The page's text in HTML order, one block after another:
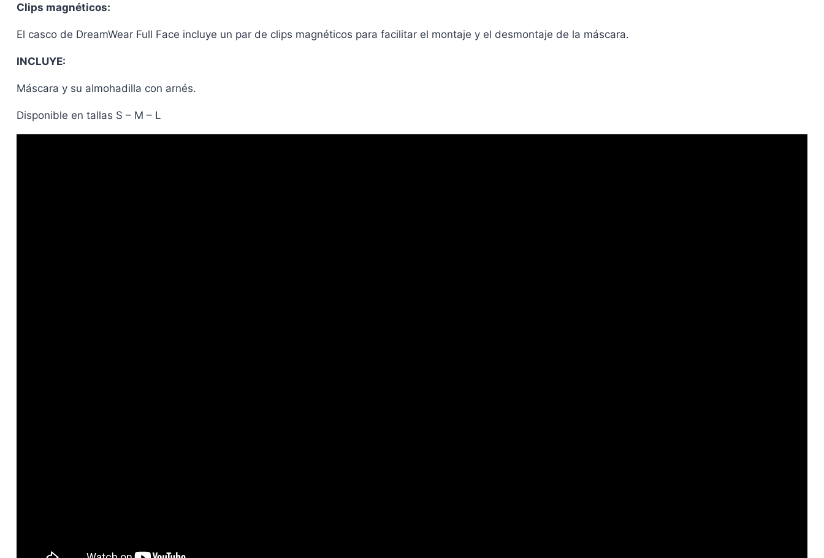
Clips magnéticos:
El casco de DreamWear Full Face incluye un par de clips magnéticos para facilitar el montaje y el desmontaje de la máscara.
INCLUYE:
Máscara y su almohadilla con arnés.
Disponible en tallas S – M – L